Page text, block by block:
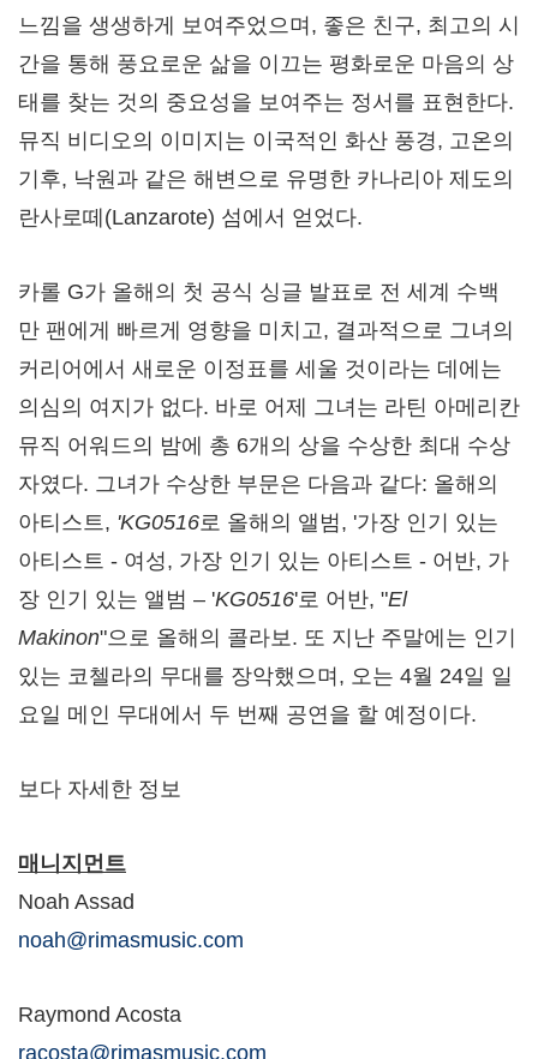
느낌을 생생하게 보여주었으며, 좋은 친구, 최고의 시
간을 통해 풍요로운 삶을 이끄는 평화로운 마음의 상
태를 찾는 것의 중요성을 보여주는 정서를 표현한다.
뮤직 비디오의 이미지는 이국적인 화산 풍경, 고온의
기후, 낙원과 같은 해변으로 유명한 카나리아 제도의
란사로떼(Lanzarote) 섬에서 얻었다.
카롤 G가 올해의 첫 공식 싱글 발표로 전 세계 수백
만 팬에게 빠르게 영향을 미치고, 결과적으로 그녀의
커리어에서 새로운 이정표를 세울 것이라는 데에는
의심의 여지가 없다. 바로 어제 그녀는 라틴 아메리칸
뮤직 어워드의 밤에 총 6개의 상을 수상한 최대 수상
자였다. 그녀가 수상한 부문은 다음과 같다: 올해의
아티스트, 'KG0516로 올해의 앨범, '가장 인기 있는
아티스트 - 여성, 가장 인기 있는 아티스트 - 어반, 가
장 인기 있는 앨범 – 'KG0516'로 어반, "El
Makinon"으로 올해의 콜라보. 또 지난 주말에는 인기
있는 코첼라의 무대를 장악했으며, 오는 4월 24일 일
요일 메인 무대에서 두 번째 공연을 할 예정이다.
보다 자세한 정보
매니지먼트
Noah Assad
noah@rimasmusic.com
Raymond Acosta
racosta@rimasmusic.com